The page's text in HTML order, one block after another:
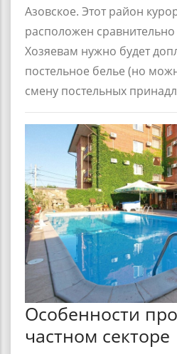
Азовское. Этот район
расположен
Хозяевам нужно будет
постельное белье (но
смену постельных
Особенности
частном секторе